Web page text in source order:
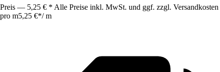
Preis — 5,25 € * Alle Preise inkl. MwSt. und ggf. zzgl. Versandkosten
pro m5,25 €*/ m